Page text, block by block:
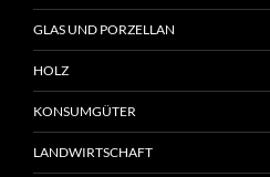
GLAS UND PORZELLAN
HOLZ
KONSUMGÜTER
LANDWIRTSCHAFT